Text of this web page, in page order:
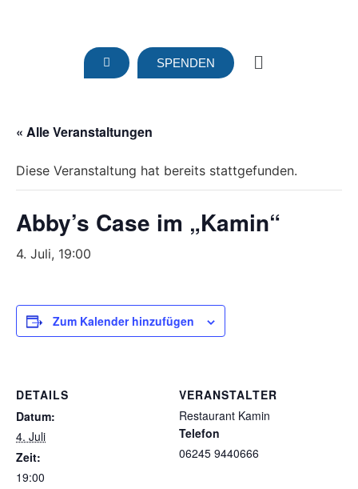
SPENDEN
« Alle Veranstaltungen
Diese Veranstaltung hat bereits stattgefunden.
Abby’s Case im „Kamin“
4. Juli, 19:00
Zum Kalender hinzufügen
DETAILS
Datum:
4. Juli
Zeit:
19:00
VERANSTALTER
Restaurant Kamin
Telefon
06245 9440666